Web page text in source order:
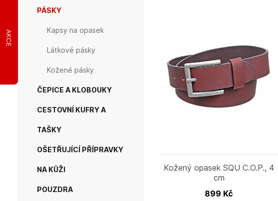
PÁSKY
Kapsy na opasek
Látkové pásky
Kožené pásky
ČEPICE A KLOBOUKY
CESTOVNÍ KUFRY A
TAŠKY
OŠETŘUJÍCÍ PŘÍPRAVKY
NA KŮŽI
POUZDRA
Kožený opasek SQU C.O.P., 4
cm
899 Kč
AKCE